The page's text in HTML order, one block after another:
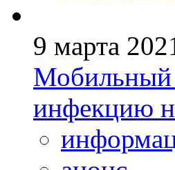
9 марта
Мобильный
инфекцию